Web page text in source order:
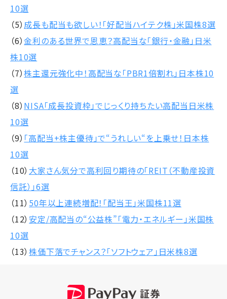
10選
（5） 成長も配当も欲しい！「好配当ハイテク株」米国株8選
（6）金利のある世界で恩恵？高配当な「銀行・金融」日米
株10選
（7）株主還元強化中！高配当な「PBR1倍割れ」日本株10
選
（8） NISA「成長投資枠」でじっくり持ちたい高配当日米株
10選
（9） 「高配当+株主優待」で“うれしい“を上乗せ！日本株
10選
（10） 大家さん気分で高利回り期待の「REIT（不動産投資
信託）」6選
（11） 50年以上連続増配！「配当王」米国株11選
（12） 安定/高配当の“公益株”「電力・エネルギー」米国株
10選
（13）株価下落でチャンス？「ソフトウェア」日米株8選